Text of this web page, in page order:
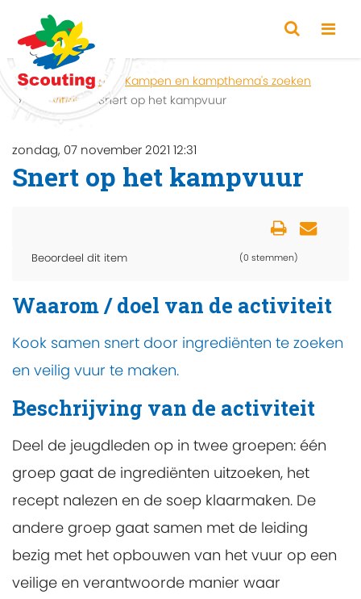
Home Zoeken
Kampen en kampthema's zoeken
Activiteit
Snert op het kampvuur
zondag, 07 november 2021 12:31
Snert op het kampvuur
Beoordeel dit item (0 stemmen)
Waarom / doel van de activiteit
Kook samen snert door ingrediënten te zoeken
en veilig vuur te maken.
Beschrijving van de activiteit
Deel de jeugdleden op in twee groepen: één
groep gaat de ingrediënten uitzoeken, het
recept nalezen en de soep klaarmaken. De
andere groep gaat samen met de leiding
bezig met het opbouwen van het vuur op een
veilige en verantwoorde manier waar